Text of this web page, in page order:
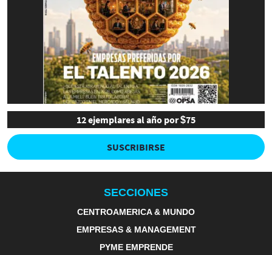
12 ejemplares al año por $75
SUSCRIBIRSE
SECCIONES
CENTROAMERICA & MUNDO
EMPRESAS & MANAGEMENT
PYME EMPRENDE